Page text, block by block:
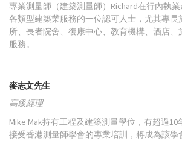
專業測量師（建築測量師）Richard在行內執
各類型建築業服務的一位認可人士，尤其專長
所、長者院舍、復康中心、教育機構、酒店、
服務。
麥志文先生
高級經理
Mike Mak持有工程及建築測量學位，有超過
接受香港測量師學會的專業培訓，將成為該學